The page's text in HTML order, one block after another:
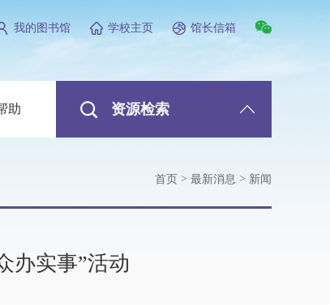
我的图书馆 学校主页 馆长信箱
资源检索
助
首页 > 最新消息 > 新闻
办实事”活动